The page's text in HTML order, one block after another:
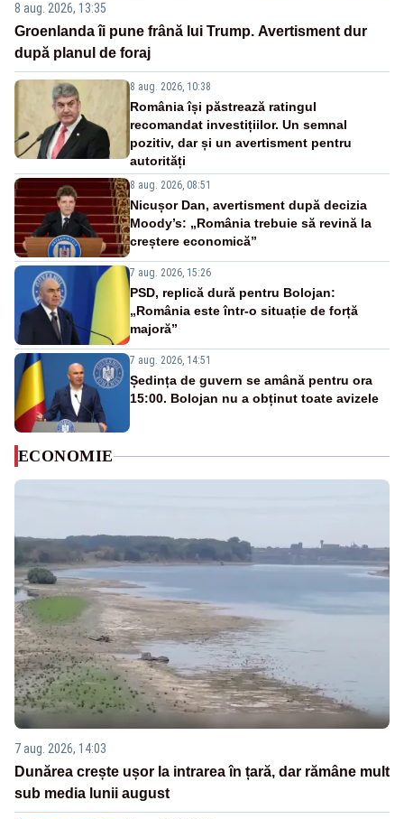
8 aug. 2026, 13:35
Groenlanda îi pune frână lui Trump. Avertisment dur
după planul de foraj
8 aug. 2026, 10:38
România își păstrează ratingul
recomandat investițiilor. Un semnal
pozitiv, dar și un avertisment pentru
autorități
8 aug. 2026, 08:51
Nicușor Dan, avertisment după decizia
Moody’s: „România trebuie să revină la
creștere economică”
7 aug. 2026, 15:26
PSD, replică dură pentru Bolojan:
„România este într-o situație de forță
majoră”
7 aug. 2026, 14:51
Ședința de guvern se amână pentru ora
15:00. Bolojan nu a obținut toate avizele
ECONOMIE
7 aug. 2026, 14:03
Dunărea crește ușor la intrarea în țară, dar rămâne mult
sub media lunii august